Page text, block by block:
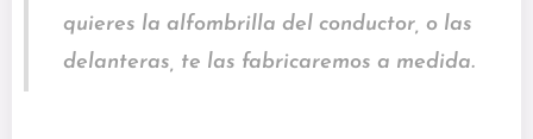
quieres la alfombrilla del conductor, o las
delanteras, te las fabricaremos a medida.